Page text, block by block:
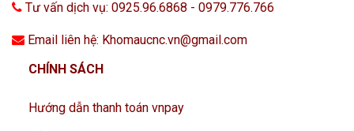
Tư vấn dịch vụ: 0925.96.6868 - 0979.776.766
Email liên hệ: Khomaucnc.vn@gmail.com
CHÍNH SÁCH
Hướng dẫn thanh toán vnpay